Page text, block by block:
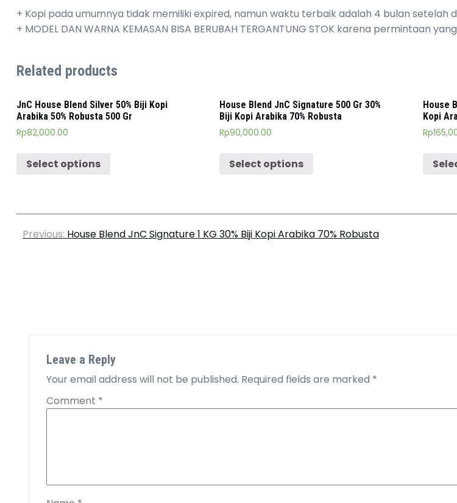
+ Kopi pada umumnya tidak memiliki expired, namun waktu terbaik adalah 4 bulan setelah
+ MODEL DAN WARNA KEMASAN BISA BERUBAH TERGANTUNG STOK karena permintaan
Related products
JnC House Blend Silver 50% Biji Kopi
Arabika 50% Robusta 500 Gr
Rp82,000.00
Select options
House Blend JnC Signature 500 Gr 30%
Biji Kopi Arabika 70% Robusta
Rp90,000.00
Select options
House
Kopi
Rp
navigation
Previous: House Blend JnC Signature 1 KG 30% Biji Kopi Arabika 70% Robusta
Leave a Reply
Your email address will not be published. Required fields are marked *
Comment *